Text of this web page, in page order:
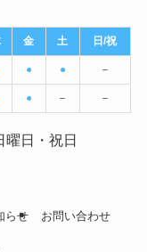
金 土 日/祝
● ● －
● － －
曜日・祝日
らせ お問い合わせ